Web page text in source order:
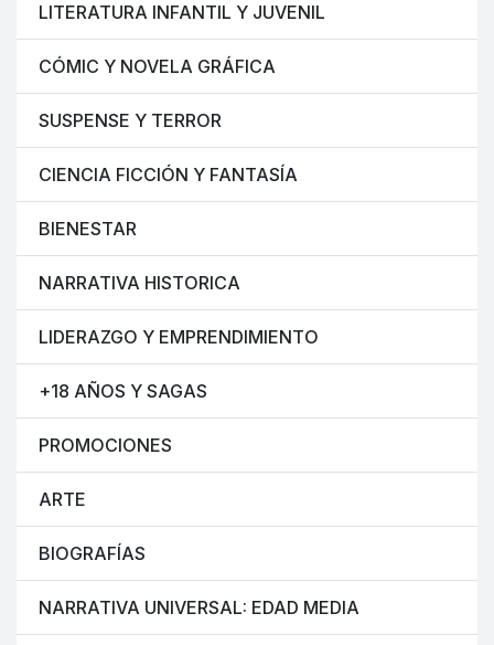
LITERATURA INFANTIL Y JUVENIL
CÓMIC Y NOVELA GRÁFICA
SUSPENSE Y TERROR
CIENCIA FICCIÓN Y FANTASÍA
BIENESTAR
NARRATIVA HISTORICA
LIDERAZGO Y EMPRENDIMIENTO
+18 AÑOS Y SAGAS
PROMOCIONES
ARTE
BIOGRAFÍAS
NARRATIVA UNIVERSAL: EDAD MEDIA